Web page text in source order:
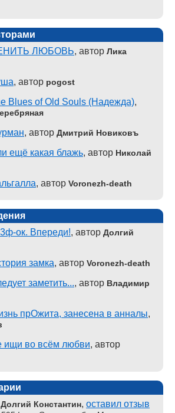
ЛЮБОВЬ, автор Лика
, автор pogost
Blues of Old Souls (Надежда),
, автор Дмитрий Новиковъ
ещё какая блажь, автор Николай
, автор Voronezh-death
ок. Впереди!, автор Долгий
замка, автор Voronezh-death
заметить..., автор Владимир
прОжита, занесена в анналы,
ищи во всём любви, автор
Долгий Константин, оставил отзыв